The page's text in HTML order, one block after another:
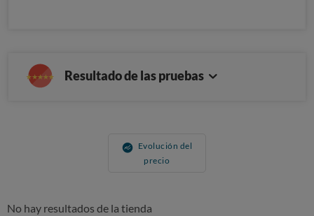
Resultado de las pruebas
Evolución del
precio
No hay resultados de la tienda